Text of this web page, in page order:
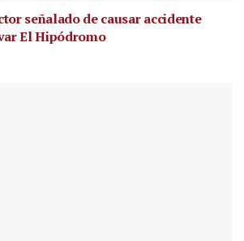
señalado de causar accidente
El Hipódromo